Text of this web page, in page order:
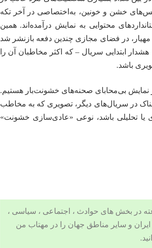
خشن و خونین، به‌اختصاصی در آخر تکه
محتوایی به نمایش درآمده‌اند. همین
در فضای مجازی چندین دفعه بازنشر شد
ابتدایی سریال – که اکثر مخاطبان آن را
باشد.
نمایش بی‌محابای صحنه‌های خشونت‌بار هستیم.
در سریال‌های دیگر، تصویری که به مخاطب
یا تحلیلی باشد، نوعی «عادی‌سازی خشونت»
ایران و سایر مناطق جهان را در مهتاب من